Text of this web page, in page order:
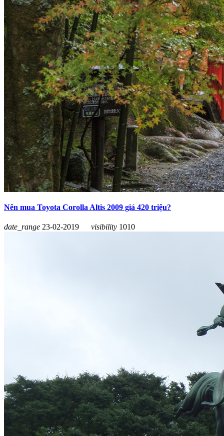
Nên mua Toyota Corolla Altis 2009 giá 420 triệu?
date_range 23-02-2019 visibility 1010